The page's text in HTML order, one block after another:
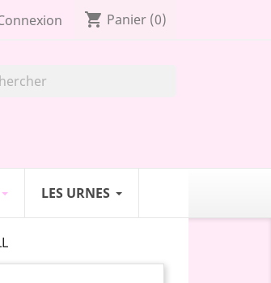
shopping_cart Panier (0)
LES URNES